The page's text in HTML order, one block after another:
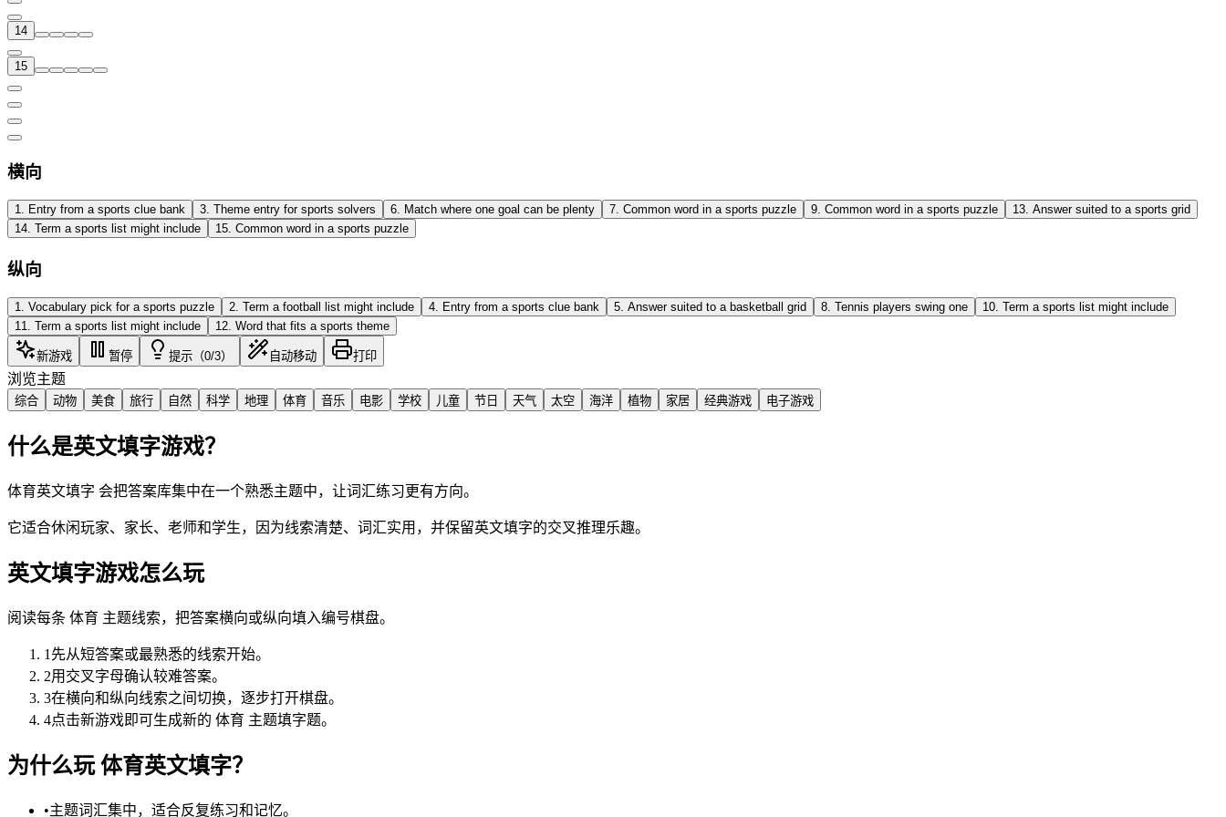
14
15
横向
1. Entry from a sports clue bank 3. Theme entry for sports solvers 6. Match where one goal can be plenty 7. Common word in a sports puzzle 9. Common word in a sports puzzle 13. Answer suited to a sports grid
14. Term a sports list might include 15. Common word in a sports puzzle
纵向
1 Vocabulary pick for a sports puzzle 2 Term a football list might include 4 Entry from a sports clue bank 5 Answer suited to a basketball grid 8 Tennis players swing one 10 Term a sports list might include
11
Term a sports list might include 12 Word that fits a sports theme
新游戏 暂停 提示（0/3） 自动移动 打印
浏览主题
综合 动物 美食 旅行 自然 科学 地理 体育 音乐 电影 学校 儿童 节日 天气 太空 海洋 植物 家居 经典游戏 电子游戏
什么是英文填字游戏？
体育英文填字 会把答案库集中在一个熟悉主题中，让词汇练习更有方向。
它适合休闲玩家、家长、老师和学生，因为线索清楚、词汇实用，并保留英文填字的交叉推理乐趣。
英文填字游戏怎么玩
阅读每条 体育 主题线索，把答案横向或纵向填入编号棋盘。
1 先从短答案或最熟悉的线索开始。
2用交叉字母确认较难答案。
3在横向和纵向线索之间切换，逐步打开棋盘。
4点击新游戏即可生成新的 体育 主题填字题。
为什么玩 体育英文填字？
•主题词汇集中，适合反复练习和记忆。